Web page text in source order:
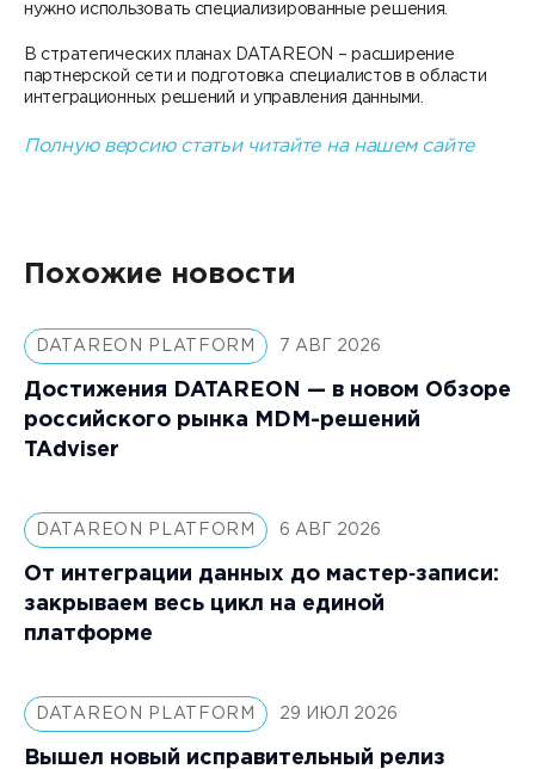
нужно использовать специализированные решения.
В стратегических планах DATAREON – расширение
партнерской сети и подготовка специалистов в области
интеграционных решений и управления данными.
Полную версию статьи читайте на нашем сайте
Похожие новости
DATAREON PLATFORM 7 АВГ 2026
Достижения DATAREON — в новом Обзоре
российского рынка MDM-решений
TAdviser
DATAREON PLATFORM 6 АВГ 2026
От интеграции данных до мастер‑записи:
закрываем весь цикл на единой
платформе
DATAREON PLATFORM 29 ИЮЛ 2026
Вышел новый исправительный релиз